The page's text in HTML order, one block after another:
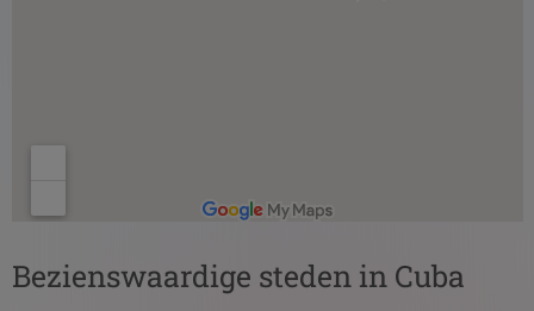
Bezienswaardige steden in Cuba